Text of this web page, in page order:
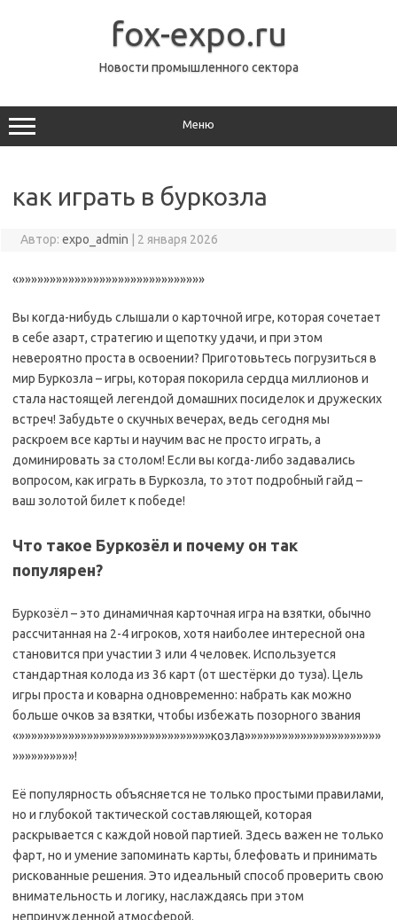
fox-expo.ru
Новости промышленного сектора
Меню
как играть в буркозла
Автор: expo_admin 2 января 2026
«»»»»»»»»»»»»»»»»»»»»»»»»»»»»»»
Вы когда-нибудь слышали о карточной игре, которая сочетает
в себе азарт, стратегию и щепотку удачи, и при этом
невероятно проста в освоении? Приготовьтесь погрузиться в
мир Буркозла – игры, которая покорила сердца миллионов и
стала настоящей легендой домашних посиделок и дружеских
встреч! Забудьте о скучных вечерах, ведь сегодня мы
раскроем все карты и научим вас не просто играть, а
доминировать за столом! Если вы когда-либо задавались
вопросом, как играть в Буркозла, то этот подробный гайд –
ваш золотой билет к победе!
Что такое Буркозёл и почему он так
популярен?
Буркозёл – это динамичная карточная игра на взятки, обычно
рассчитанная на 2-4 игроков, хотя наиболее интересной она
становится при участии 3 или 4 человек. Используется
стандартная колода из 36 карт (от шестёрки до туза). Цель
игры проста и коварна одновременно: набрать как можно
больше очков за взятки, чтобы избежать позорного звания
«»»»»»»»»»»»»»»»»»»»»»»»»»»»»»»»козла»»»»»»»»»»»»»»»»»»»»»»
»»»»»»»»»»!
Её популярность объясняется не только простыми правилами,
но и глубокой тактической составляющей, которая
раскрывается с каждой новой партией. Здесь важен не только
фарт, но и умение запоминать карты, блефовать и принимать
рискованные решения. Это идеальный способ проверить свою
внимательность и логику, наслаждаясь при этом
непринужденной атмосферой.